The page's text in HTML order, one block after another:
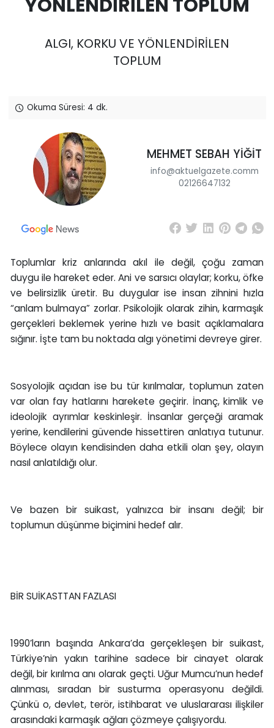
YÖNLENDİRİLEN TOPLUM
ALGI, KORKU VE YÖNLENDİRİLEN
TOPLUM
Okuma Süresi: 4 dk.
MEHMET SEBAH YİĞİT
info@aktuelgazete.comm
02126647132
Toplumlar kriz anlarında akıl ile değil, çoğu zaman
duygu ile hareket eder. Ani ve sarsıcı olaylar; korku, öfke
ve belirsizlik üretir. Bu duygular ise insan zihnini hızla
“anlam bulmaya” zorlar. Psikolojik olarak zihin, karmaşık
gerçekleri beklemek yerine hızlı ve basit açıklamalara
sığınır. İşte tam bu noktada algı yönetimi devreye girer.
Sosyolojik açıdan ise bu tür kırılmalar, toplumun zaten
var olan fay hatlarını harekete geçirir. İnanç, kimlik ve
ideolojik ayrımlar keskinleşir. İnsanlar gerçeği aramak
yerine, kendilerini güvende hissettiren anlatıya tutunur.
Böylece olayın kendisinden daha etkili olan şey, olayın
nasıl anlatıldığı olur.
Ve bazen bir suikast, yalnızca bir insanı değil; bir
toplumun düşünme biçimini hedef alır.
BİR SUİKASTTAN FAZLASI
1990’ların başında Ankara’da gerçekleşen bir suikast,
Türkiye’nin yakın tarihine sadece bir cinayet olarak
değil, bir kırılma anı olarak geçti. Uğur Mumcu’nun hedef
alınması, sıradan bir susturma operasyonu değildi.
Çünkü o, devlet, terör, istihbarat ve uluslararası ilişkiler
arasındaki karmaşık ağları çözmeye çalışıyordu.